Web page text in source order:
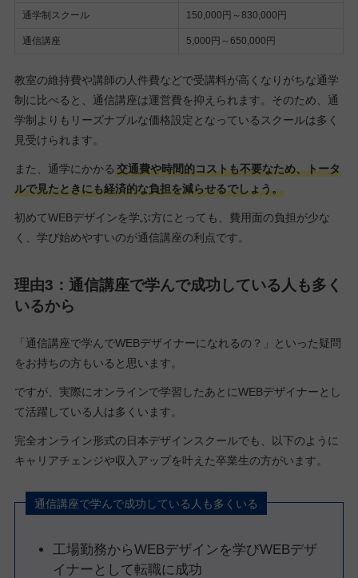
通学制スクール 150,000円～830,000円
通信講座 5,000円～650,000円
教室の維持費や講師の人件費などで受講料が高くなりがちな通学
制に比べると、通信講座は運営費を抑えられます。そのため、通
学制よりもリーズナブルな価格設定となっているスクールは多く
見受けられます。
また、通学にかかる 交通費や時間的コストも不要なため、トータ
ルで見たときにも経済的な負担を減らせるでしょう。
初めてWEBデザインを学ぶ方にとっても、費用面の負担が少な
く、学び始めやすいのが通信講座の利点です。
理由3：通信講座で学んで成功している人も多く
いるから
「通信講座で学んでWEBデザイナーになれるの？」といった疑問
をお持ちの方もいると思います。
ですが、実際にオンラインで学習したあとにWEBデザイナーとし
て活躍している人は多くいます。
完全オンライン形式の日本デザインスクールでも、以下のように
キャリアチェンジや収入アップを叶えた卒業生の方がいます。
通信講座で学んで成功している人も多くいる
工場勤務からWEBデザインを学びWEBデザ
イナーとして転職に成功